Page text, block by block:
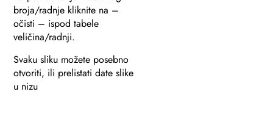
broja/radnje kliknite na –
očisti – ispod tabele
veličina/radnji.
Svaku sliku možete posebno
otvoriti, ili prelistati date slike
u nizu